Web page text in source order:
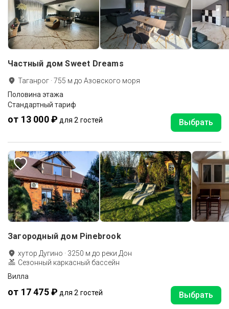
Частный дом Sweet Dreams
Таганрог ·755 м до Азовского моря
Половина этажа
Стандартный тариф
от 13 000 ₽ для 2 гостей Выбрать
Загородный дом Pinebrook
хутор Дугино · 3250 м до реки Дон
Сезонный каркасный бассейн
Вилла
от 17 475 ₽ для 2 гостей Выбрать